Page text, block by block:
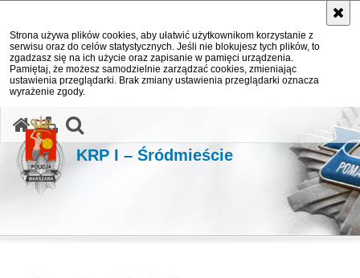
Strona używa plików cookies, aby ułatwić użytkownikom korzystanie z
serwisu oraz do celów statystycznych. Jeśli nie blokujesz tych plików, to
zgadzasz się na ich użycie oraz zapisanie w pamięci urządzenia.
Pamiętaj, że możesz samodzielnie zarządzać cookies, zmieniając
ustawienia przeglądarki. Brak zmiany ustawienia przeglądarki oznacza
wyrażenie zgody.
KRP I – Śródmieście